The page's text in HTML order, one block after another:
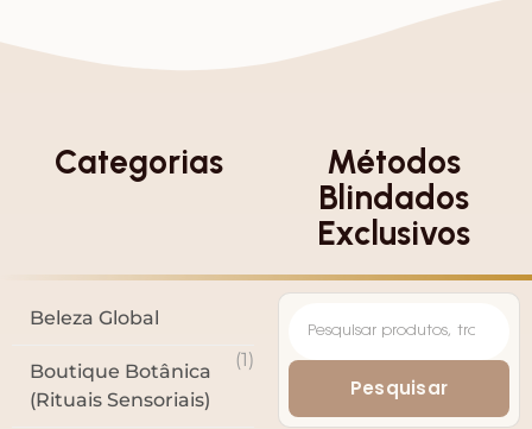
Categorias
Métodos
Blindados
Exclusivos
Beleza Global
(1)
Boutique Botânica
(Rituais Sensoriais)
Pesquisar